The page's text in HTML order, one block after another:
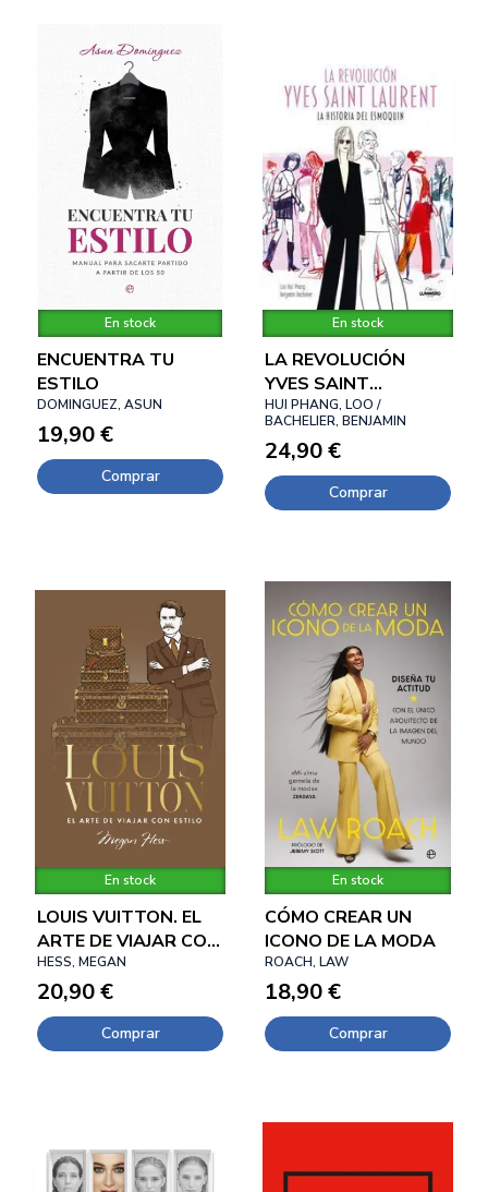
En stock
ENCUENTRA TU
ESTILO
DOMINGUEZ, ASUN
19,90 €
Comprar
En stock
LA REVOLUCIÓN
YVES SAINT
LAURENT
HUI PHANG, LOO /
BACHELIER, BENJAMIN
24,90 €
Comprar
En stock
LOUIS VUITTON. EL
ARTE DE VIAJAR CON
ESTILO
HESS, MEGAN
20,90 €
Comprar
En stock
CÓMO CREAR UN
ICONO DE LA MODA
ROACH, LAW
18,90 €
Comprar